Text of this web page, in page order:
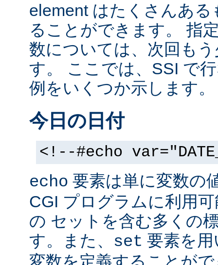
element はたくさんあ
ることができます。 指
数については、次回も
す。 ここでは、SSI で
例をいくつか示します。
今日の日付
<!--#echo
echo 要素は単に変数の
CGI プログラムに利用
の セットを含む多くの
す。また、 set 要素を
変数を定義することが